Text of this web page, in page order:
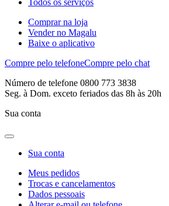
Comprar na loja
Vender no Magalu
Baixe o aplicativo
Compre pelo telefoneCompre pelo chat
Número de telefone 0800 773 3838
Seg. à Dom. exceto feriados das 8h às 20h
Sua conta
Sua conta
Meus pedidos
Trocas e cancelamentos
Dados pessoais